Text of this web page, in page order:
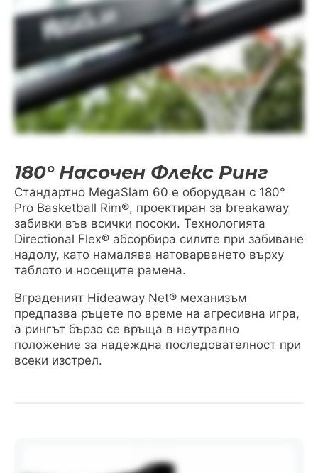
180° Насочен Флекс Ринг
Стандартно MegaSlam 60 е оборудван с 180°
Pro Basketball Rim®, проектиран за breakaway
забивки във всички посоки. Технологията
Directional Flex® абсорбира силите при забиване
надолу, като намалява натоварването върху
таблото и носещите рамена.
Вграденият Hideaway Net® механизъм
предпазва ръцете по време на агресивна игра,
а рингът бързо се връща в неутрално
положение за надеждна последователност при
всеки изстрел.